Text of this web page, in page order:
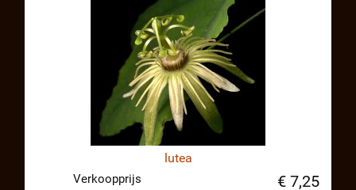
lutea
Verkoopprijs € 7,25